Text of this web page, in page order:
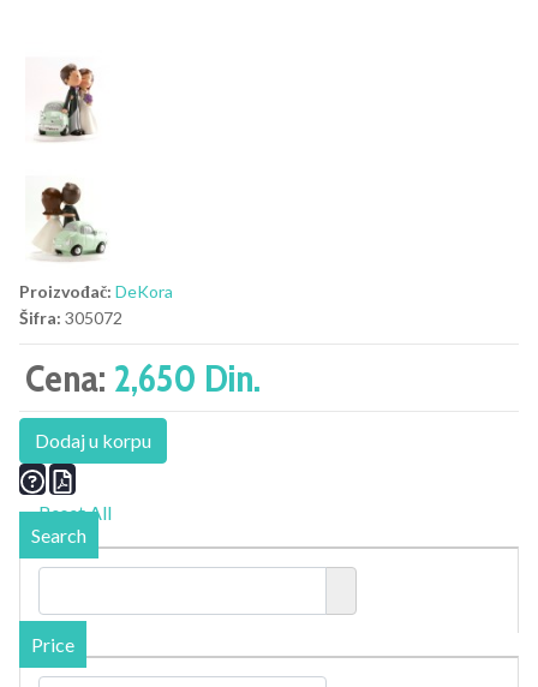
Proizvođač: DeKora
Šifra: 305072
Cena: 2,650 Din.
Dodaj u korpu
Reset All
Search
Price